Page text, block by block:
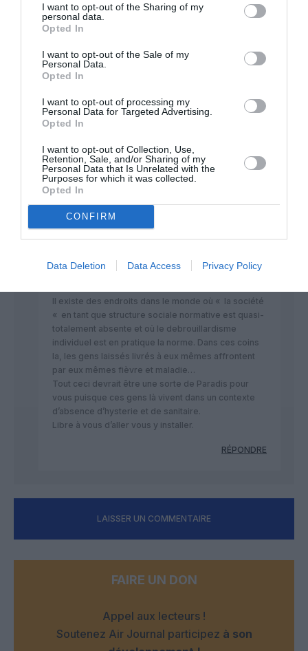
I want to opt-out of the Sharing of my
personal data.
Opted In
I want to opt-out of the Sale of my
Personal Data.
Opted In
I want to opt-out of processing my
Personal Data for Targeted Advertising.
Opted In
I want to opt-out of Collection, Use,
Retention, Sale, and/or Sharing of my
Personal Data that Is Unrelated with the
Purposes for which it was collected.
Opted In
CONFIRM
Data Deletion Data Access Privacy Policy
Ouhaaaa: ça c’est
Remplir or not remplir un formulaire?
THAT is the question!
RÉPONDRE
Muricea commenté :
7 février 2022 - 11 h 16 min
on ne veut pas de cette société hystérique et sanitaire
Super!a commenté :
7 février 2022 - 12 h 57
Il existe des endroits dans le monde où « la société
« en tant que structure sociale normative est quasi-
totalement absente et où le debrouillardisme
individuel est en pratique la norme. Dans ces coins
la, les gens laissés livrés à eux mêmes affrontent
par eux mêmes fièvre et maladie…
Tout ceci devrait être une sorte de Paradis pour
vous puisque ces gens là vivent dans un contexte
d’absence d’hysterie et de sanitaire.
Libre à vous d’aller vous y installer.
RÉPONDRE
LAISSER UN COMMENTAIRE
FAIRE UN DON
Appel aux lecteurs !
Soutenez Air Journal participez à son